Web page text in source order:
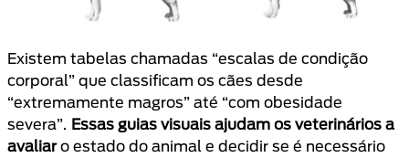
Existem tabelas chamadas “escalas de condição
corporal” que classificam os cães desde
“extremamente magros” até “com obesidade
severa”. Essas guias visuais ajudam os veterinários a
avaliaro estado do animal e decidir se é necessário